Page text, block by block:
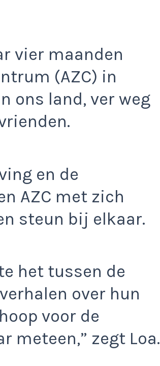
vier maanden
(AZC) in
ons land, ver weg
en de
AZC met zich
steun bij elkaar.
het tussen de
over hun
voor de
meteen,” zegt Loa.